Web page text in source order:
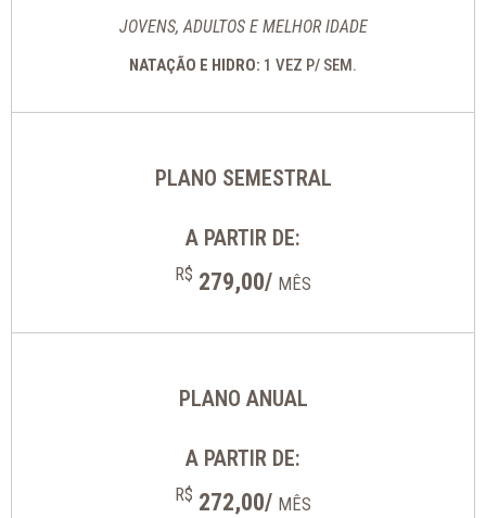
JOVENS, ADULTOS E MELHOR IDADE
NATAÇÃO E HIDRO: 1 VEZ P/ SEM.
PLANO SEMESTRAL
A PARTIR DE:
R$ 279,00/ MÊS
PLANO ANUAL
A PARTIR DE:
R$ 272,00/ MÊS